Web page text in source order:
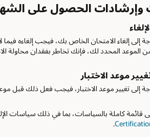
الحصول على
الموعد المحدد لك، فإنك تخاطر بفقدان محاولة
موعد الاختبار
إلى تغيير موعد الاختبار، فيجب فعل ذلك قبل موعد
كاملة بالسياسات، بما في ذلك سياسات
.